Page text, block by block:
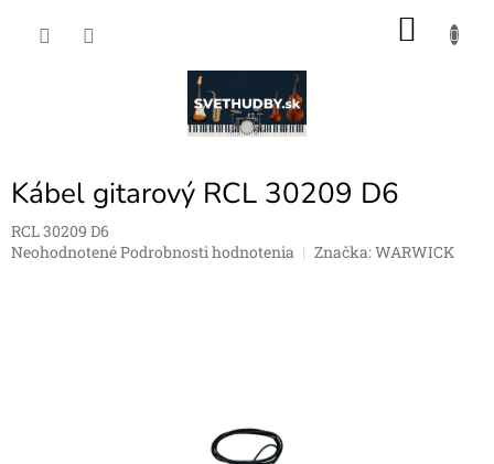
Kábel gitarový RCL 30209 D6
RCL 30209 D6
Priemerné
NeohodnotenéPodrobnosti hodnotenia Značka:WARWICK